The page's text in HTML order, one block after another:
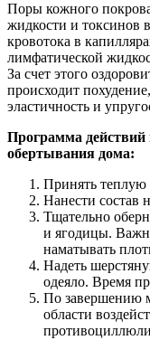
Поры кожного
жидкости и токсинов
кровотока в
лимфатической
За счет этого
происходит
эластичность и
Программа действий
обертывания дома:
Принять теплую
Нанести состав
Тщательно
и ягодицы.
наматывать
Надеть
одеяло. Время
По завершению
области